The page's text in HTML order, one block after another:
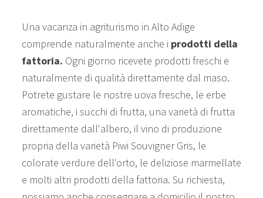
Una vacanza in agriturismo in Alto Adige
comprende naturalmente anche i prodotti della
fattoria. Ogni giorno ricevete prodotti freschi e
naturalmente di qualità direttamente dal maso.
Potrete gustare le nostre uova fresche, le erbe
aromatiche, i succhi di frutta, una varietà di frutta
direttamente dall'albero, il vino di produzione
propria della varietà Piwi Souvigner Gris, le
colorate verdure dell'orto, le deliziose marmellate
e molti altri prodotti della fattoria. Su richiesta,